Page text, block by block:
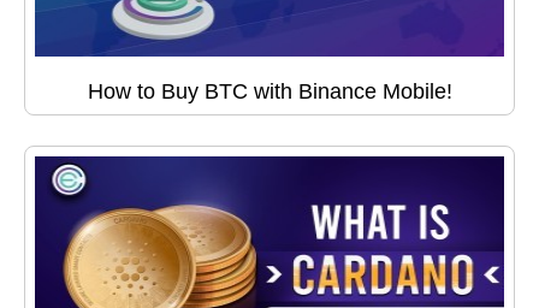
How to Buy BTC with Binance Mobile!